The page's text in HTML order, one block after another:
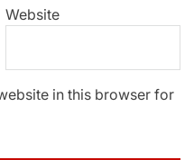
Website
in this browser for